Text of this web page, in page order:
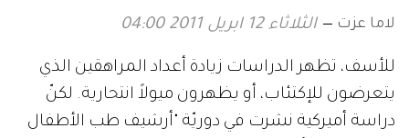
لاما عزت الثلاثاء 12 ابريل 2011 04:00
للأسف، تظهر الدراسات زيادة أعداد المراهقين الذي
يتعرضون للإكتئاب، أو يظهرون ميولاً انتحارية. لكنّ
دراسة أميركية نشرت في دوريّة "أرشيف طب الأطفال